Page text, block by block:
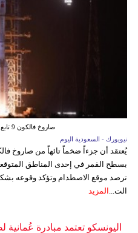
صاروخ فالكون 9 تابع لشركة سبيس إكس
نيويورك - السعودية اليوم
بسطح القمر في إحدى المناطق
ترصد موقع الاصطدام وتؤكد وقوعه
الت...
المزيد
اليونسكو تعتمد مبادرة